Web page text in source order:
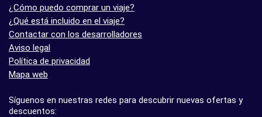
¿Cómo puedo comprar un viaje?
¿Qué está incluido en el viaje?
Contactar con los desarrolladores
Aviso legal
Política de privacidad
Mapa web
Síguenos en nuestras redes para descubrir nuevas ofertas y
descuentos: